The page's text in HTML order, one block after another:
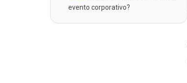
evento corporativo?